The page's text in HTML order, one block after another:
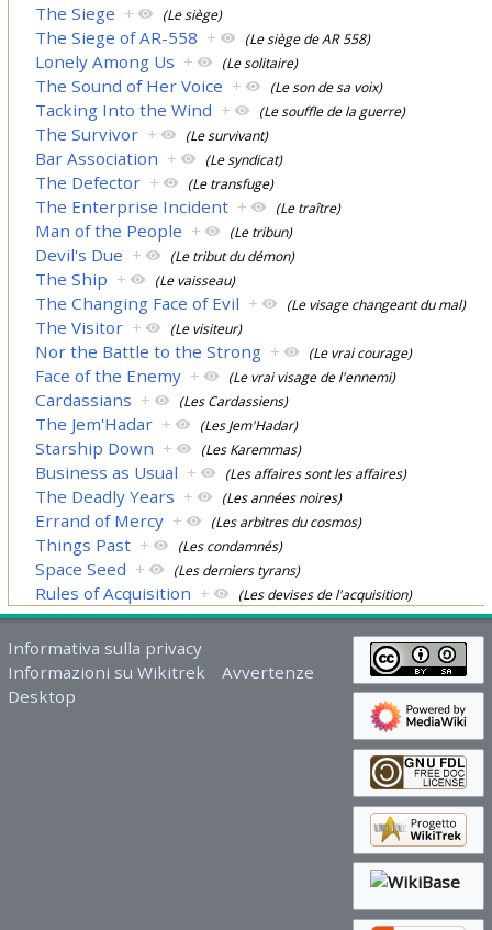
The Siege + (Le siège)
The Siege of AR-558 + (Le siège de AR 558)
Lonely Among Us + (Le solitaire)
The Sound of Her Voice + (Le son de sa voix)
Tacking Into the Wind + (Le souffle de la guerre)
The Survivor + (Le survivant)
Bar Association + (Le syndicat)
The Defector + (Le transfuge)
The Enterprise Incident + (Le traître)
Man of the People + (Le tribun)
Devil's Due + (Le tribut du démon)
The Ship + (Le vaisseau)
The Changing Face of Evil + (Le visage changeant du mal)
The Visitor + (Le visiteur)
Nor the Battle to the Strong + (Le vrai courage)
Face of the Enemy + (Le vrai visage de l'ennemi)
Cardassians + (Les Cardassiens)
The Jem'Hadar + (Les Jem'Hadar)
Starship Down + (Les Karemmas)
Business as Usual + (Les affaires sont les affaires)
The Deadly Years + (Les années noires)
Errand of Mercy + (Les arbitres du cosmos)
Things Past + (Les condamnés)
Space Seed + (Les derniers tyrans)
Rules of Acquisition + (Les devises de l'acquisition)
Informativa sulla privacy
Informazioni su Wikitrek
Avvertenze
Desktop